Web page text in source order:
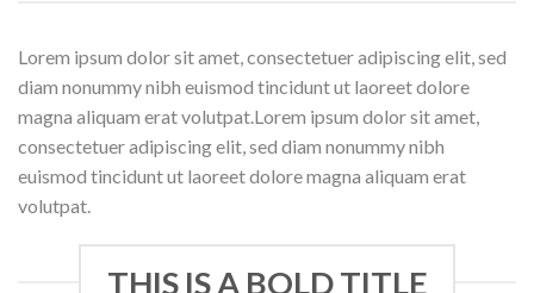
Lorem ipsum dolor sit amet, consectetuer adipiscing elit, sed
diam nonummy nibh euismod tincidunt ut laoreet dolore
magna aliquam erat volutpat.Lorem ipsum dolor sit amet,
consectetuer adipiscing elit, sed diam nonummy nibh
euismod tincidunt ut laoreet dolore magna aliquam erat
volutpat.
THIS IS A BOLD TITLE